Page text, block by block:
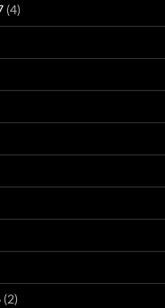
(4)
(2)